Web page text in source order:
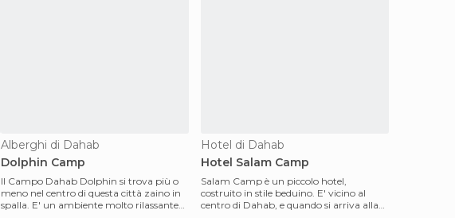
Alberghi di Dahab
Dolphin Camp
Il Campo Dahab Dolphin si trova più o
meno nel centro di questa città zaino in
spalla. E' un ambiente molto rilassante
Hotel di Dahab
Hotel Salam Camp
Salam Camp è un piccolo hotel,
costruito in stile beduino. E' vicino al
centro di Dahab, e quando si arriva alla